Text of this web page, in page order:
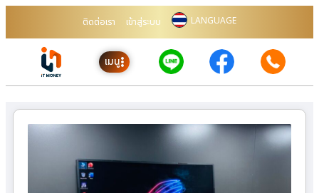
ติดต่อเรา เข้าสู่ระบบ LANGUAGE
เมนู